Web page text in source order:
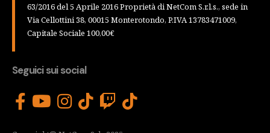
63/2016 del 5 Aprile 2016 Proprietà di NetCom S.r.l.s., sede in
Via Cellottini 38, 00015 Monterotondo, P.IVA 13783471009,
Capitale Sociale 100,00€
Seguici sui social